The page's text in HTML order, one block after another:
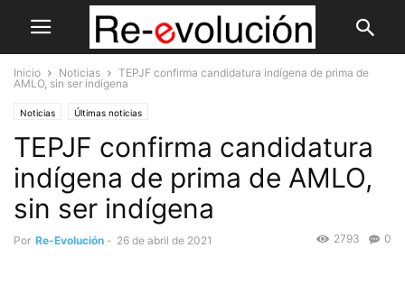
Inicio Noticias
TEPJF confirma candidatura indígena de prima de
AMLO, sin ser indígena
Noticias Últimas noticias
TEPJF confirma candidatura
indígena de prima de AMLO,
sin ser indígena
Por Re-Evolución - 26 de abril de 2021 0
2793